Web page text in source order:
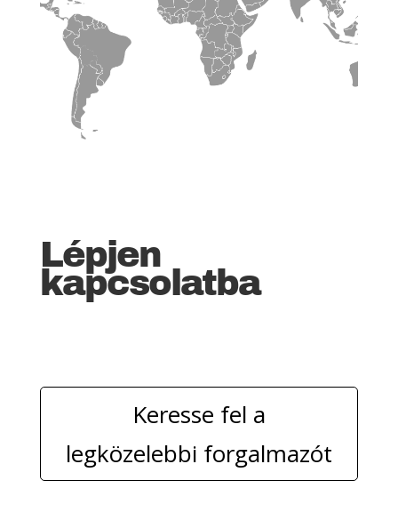
Lépjen
kapcsolatba
Keresse fel a
legközelebbi forgalmazót